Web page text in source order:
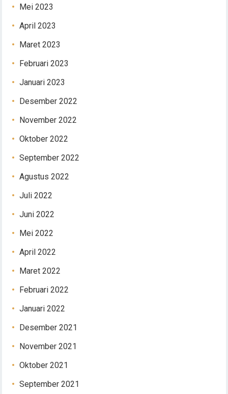
Mei 2023
April 2023
Maret 2023
Februari 2023
Januari 2023
Desember 2022
November 2022
Oktober 2022
September 2022
Agustus 2022
Juli 2022
Juni 2022
Mei 2022
April 2022
Maret 2022
Februari 2022
Januari 2022
Desember 2021
November 2021
Oktober 2021
September 2021